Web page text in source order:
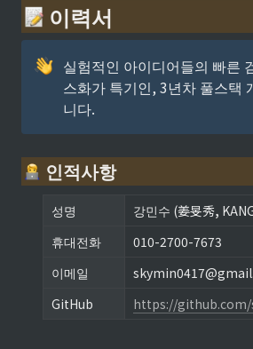
이력서
실험적인 아이디어들의 빠른
스화가 특기인, 3년차 풀스택
니다.
인적사항
성명 강민수 (姜旻秀,
휴대전화
010-2700-7673
이메일
GitHub
https://